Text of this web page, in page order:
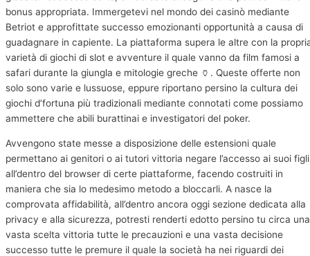
bonus appropriata. Immergetevi nel mondo dei casinò mediante
Betriot e approfittate successo emozionanti opportunità a causa di
guadagnare in capiente. La piattaforma supera le altre con la
varietà di giochi di slot e avventure il quale vanno da film famosi a
safari durante la giungla e mitologie greche 🏺. Queste offerte non
solo sono varie e lussuose, eppure riportano persino la cultura dei
giochi d’fortuna più tradizionali mediante connotati come possiamo
ammettere che abili burattinai e investigatori del poker.
Avvengono state messe a disposizione delle estensioni quale
permettano ai genitori o ai tutori vittoria negare l’accesso ai suoi figli
all’dentro del browser di certe piattaforme, facendo costruiti in
maniera che sia lo medesimo metodo a bloccarli. A nasce la
comprovata affidabilità, all’dentro ancora oggi sezione dedicata alla
privacy e alla sicurezza, potresti renderti edotto persino tu circa una
vasta scelta vittoria tutte le precauzioni e una vasta decisione
successo tutte le premure il quale la società ha nei riguardi dei